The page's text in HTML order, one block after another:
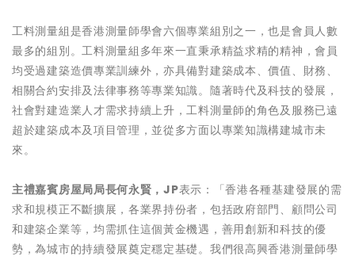
工料測量組是香港測量師學會六個專業組別之一，也是會員人數
最多的組別。工料測量組多年來一直秉承精益求精的精神，會員
均受過建築造價專業訓練外，亦具備對建築成本、價值、財務、
相關合約安排及法律事務等專業知識。隨著時代及科技的發展，
社會對建造業人才需求持續上升，工料測量師的角色及服務已遠
超於建築成本及項目管理，並從多方面以專業知識構建城市未
來。
主禮嘉賓房屋局局長何永賢，JP表示：「香港各種基建發展的需
求和規模正不斷擴展，各業界持份者，包括政府部門、顧問公司
和建築企業等，均需抓住這個黃金機遇，善用創新和科技的優
勢，為城市的持續發展奠定穩定基礎。我們很高興香港測量師學